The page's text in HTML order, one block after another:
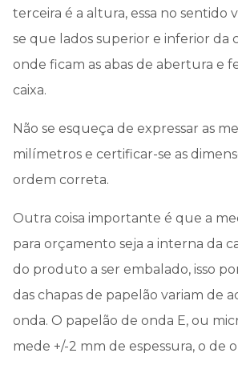
terceira é a altura, essa no sentido
se que lados superior e inferior da
onde ficam as abas de abertura e
caixa.
Não se esqueça de expressar as
milímetros e certificar-se as
ordem correta.
Outra coisa importante é que a
para orçamento seja a interna da
do produto a ser embalado, isso
das chapas de papelão variam de
onda. O papelão de onda E, ou
mede +/-2 mm de espessura, o de